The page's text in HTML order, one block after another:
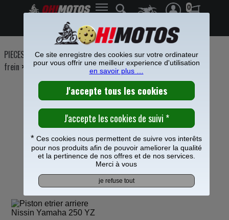
0
Frais de port offerts à partir de 49€
PIECES MOTO>Freinage>Etrier Maitre cylindre frein>Etrier de
frein >
PISTON ETRIER ARRIERE NISSIN POUR
YAMAHA 250 YZ
Ce site enregistre des cookies sur votre ordinateur
pour vous offrir une meilleur experience d'utilisation
en savoir plus …
* Ces cookies nous permettent de suivre vos interêts
pour nos produits afin de pouvoir ameliorer la qualité
et la pertinence de nos offres et de nos services.
Merci à vous